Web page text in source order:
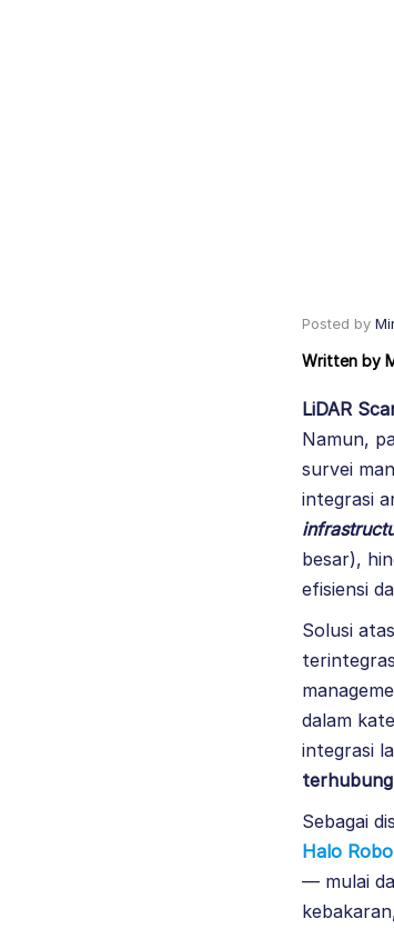
Posted by
Written by
LiDAR
Namun,
survei
integrasi
besar),
efisiensi
Solusi
dalam
integrasi
Sebagai
Halo
— mulai